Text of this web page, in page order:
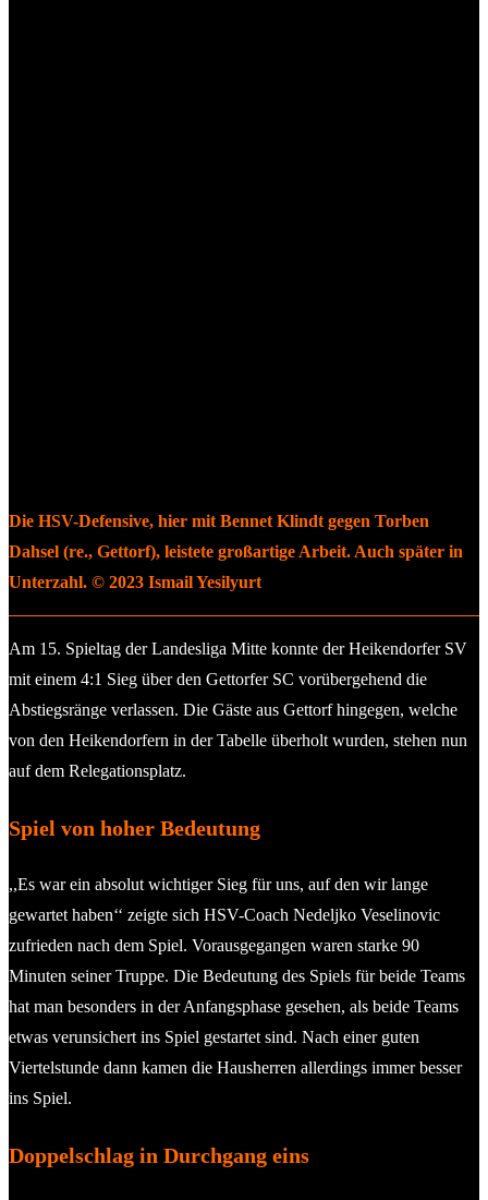
Die HSV-Defensive, hier mit Bennet Klindt gegen Torben
Dahsel (re., Gettorf), leistete großartige Arbeit. Auch später in
Unterzahl. © 2023 Ismail Yesilyurt
Am 15. Spieltag der Landesliga Mitte konnte der Heikendorfer SV
mit einem 4:1 Sieg über den Gettorfer SC vorübergehend die
Abstiegsränge verlassen. Die Gäste aus Gettorf hingegen, welche
von den Heikendorfern in der Tabelle überholt wurden, stehen nun
auf dem Relegationsplatz.
Spiel von hoher Bedeutung
,,Es war ein absolut wichtiger Sieg für uns, auf den wir lange
gewartet haben‘‘ zeigte sich HSV-Coach Nedeljko Veselinovic
zufrieden nach dem Spiel. Vorausgegangen waren starke 90
Minuten seiner Truppe. Die Bedeutung des Spiels für beide Teams
hat man besonders in der Anfangsphase gesehen, als beide Teams
etwas verunsichert ins Spiel gestartet sind. Nach einer guten
Viertelstunde dann kamen die Hausherren allerdings immer besser
ins Spiel.
Doppelschlag in Durchgang eins